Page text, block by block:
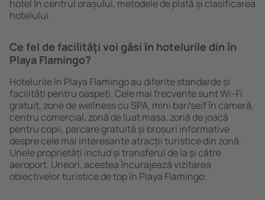
hotel ȋn centrul orașului, metodele de plată și clasificarea
hotelului.
Ce fel de facilităţi voi găsi ȋn hotelurile din în
Playa Flamingo?
Hotelurile în Playa Flamingo au diferite standarde și
facilități pentru oaspeți. Cele mai frecvente sunt Wi-Fi
gratuit, zone de wellness cu SPA, mini bar/seif în cameră,
centru comercial, zonă de luat masa, zonă de joacă
pentru copii, parcare gratuită și broșuri informative
despre cele mai interesante atracții turistice din zonă.
Unele proprietăți includ și transferul de la și către
aeroport. Uneori, acestea încurajează vizitarea
obiectivelor turistice de top în Playa Flamingo.